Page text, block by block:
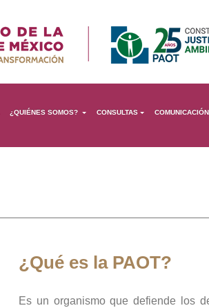
¿QUIÉNES SOMOS? CONSULTAS COMUNICACIÓN
¿Qué es la PAOT?
Es un organismo que defiende los